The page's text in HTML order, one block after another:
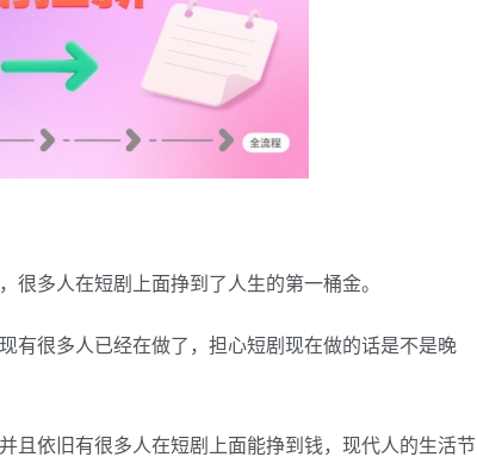
多人在短剧上面挣到了人生的第一桶金。
有很多人已经在做了，担心短剧现在做的话是不是晚
且依旧有很多人在短剧上面能挣到钱，现代人的生活节